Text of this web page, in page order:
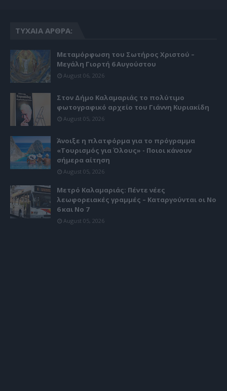
ΤΥΧΑΊΑ ΆΡΘΡΑ:
Μεταμόρφωση του Σωτήρος Χριστού –
Μεγάλη Γιορτή 6 Αυγούστου
August 06, 2026
Στον Δήμο Καλαμαριάς το πολύτιμο
φωτογραφικό αρχείο του Γιάννη Κυριακίδη
August 05, 2026
Άνοιξε η πλατφόρμα για το πρόγραμμα
«Τουρισμός για Όλους» - Ποιοι κάνουν
σήμερα αίτηση
August 05, 2026
Μετρό Καλαμαριάς: Πέντε νέες
λεωφορειακές γραμμές – Καταργούνται οι Νο
6 και Νο 7
August 05, 2026